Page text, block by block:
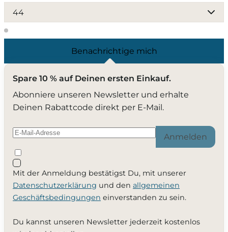
44
Benachrichtige mich
Spare 10 % auf Deinen ersten Einkauf.
Abonniere unseren Newsletter und erhalte
Deinen Rabattcode direkt per E-Mail.
Anmelden
Mit der Anmeldung bestätigst Du, mit unserer
Datenschutzerklärung und den allgemeinen
Geschäftsbedingungen einverstanden zu sein.
Du kannst unseren Newsletter jederzeit kostenlos